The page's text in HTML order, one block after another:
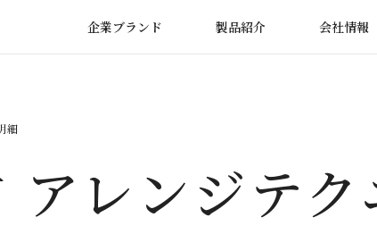
企業ブランド 製品紹介 会社情報
細
レンジテク